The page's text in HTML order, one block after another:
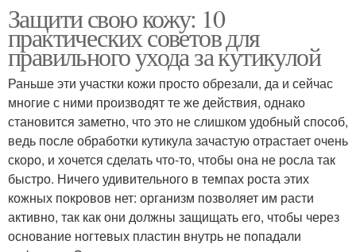
Защити свою кожу: 10
практических советов для
правильного ухода за кутикулой
Раньше эти участки кожи просто обрезали, да и сейчас
многие с ними производят те же действия, однако
становится заметно, что это не слишком удобный способ,
ведь после обработки кутикула зачастую отрастает очень
скоро, и хочется сделать что-то, чтобы она не росла так
быстро. Ничего удивительного в темпах роста этих
кожных покровов нет: организм позволяет им расти
активно, так как они должны защищать его, чтобы через
основание ногтевых пластин внутрь не попадали